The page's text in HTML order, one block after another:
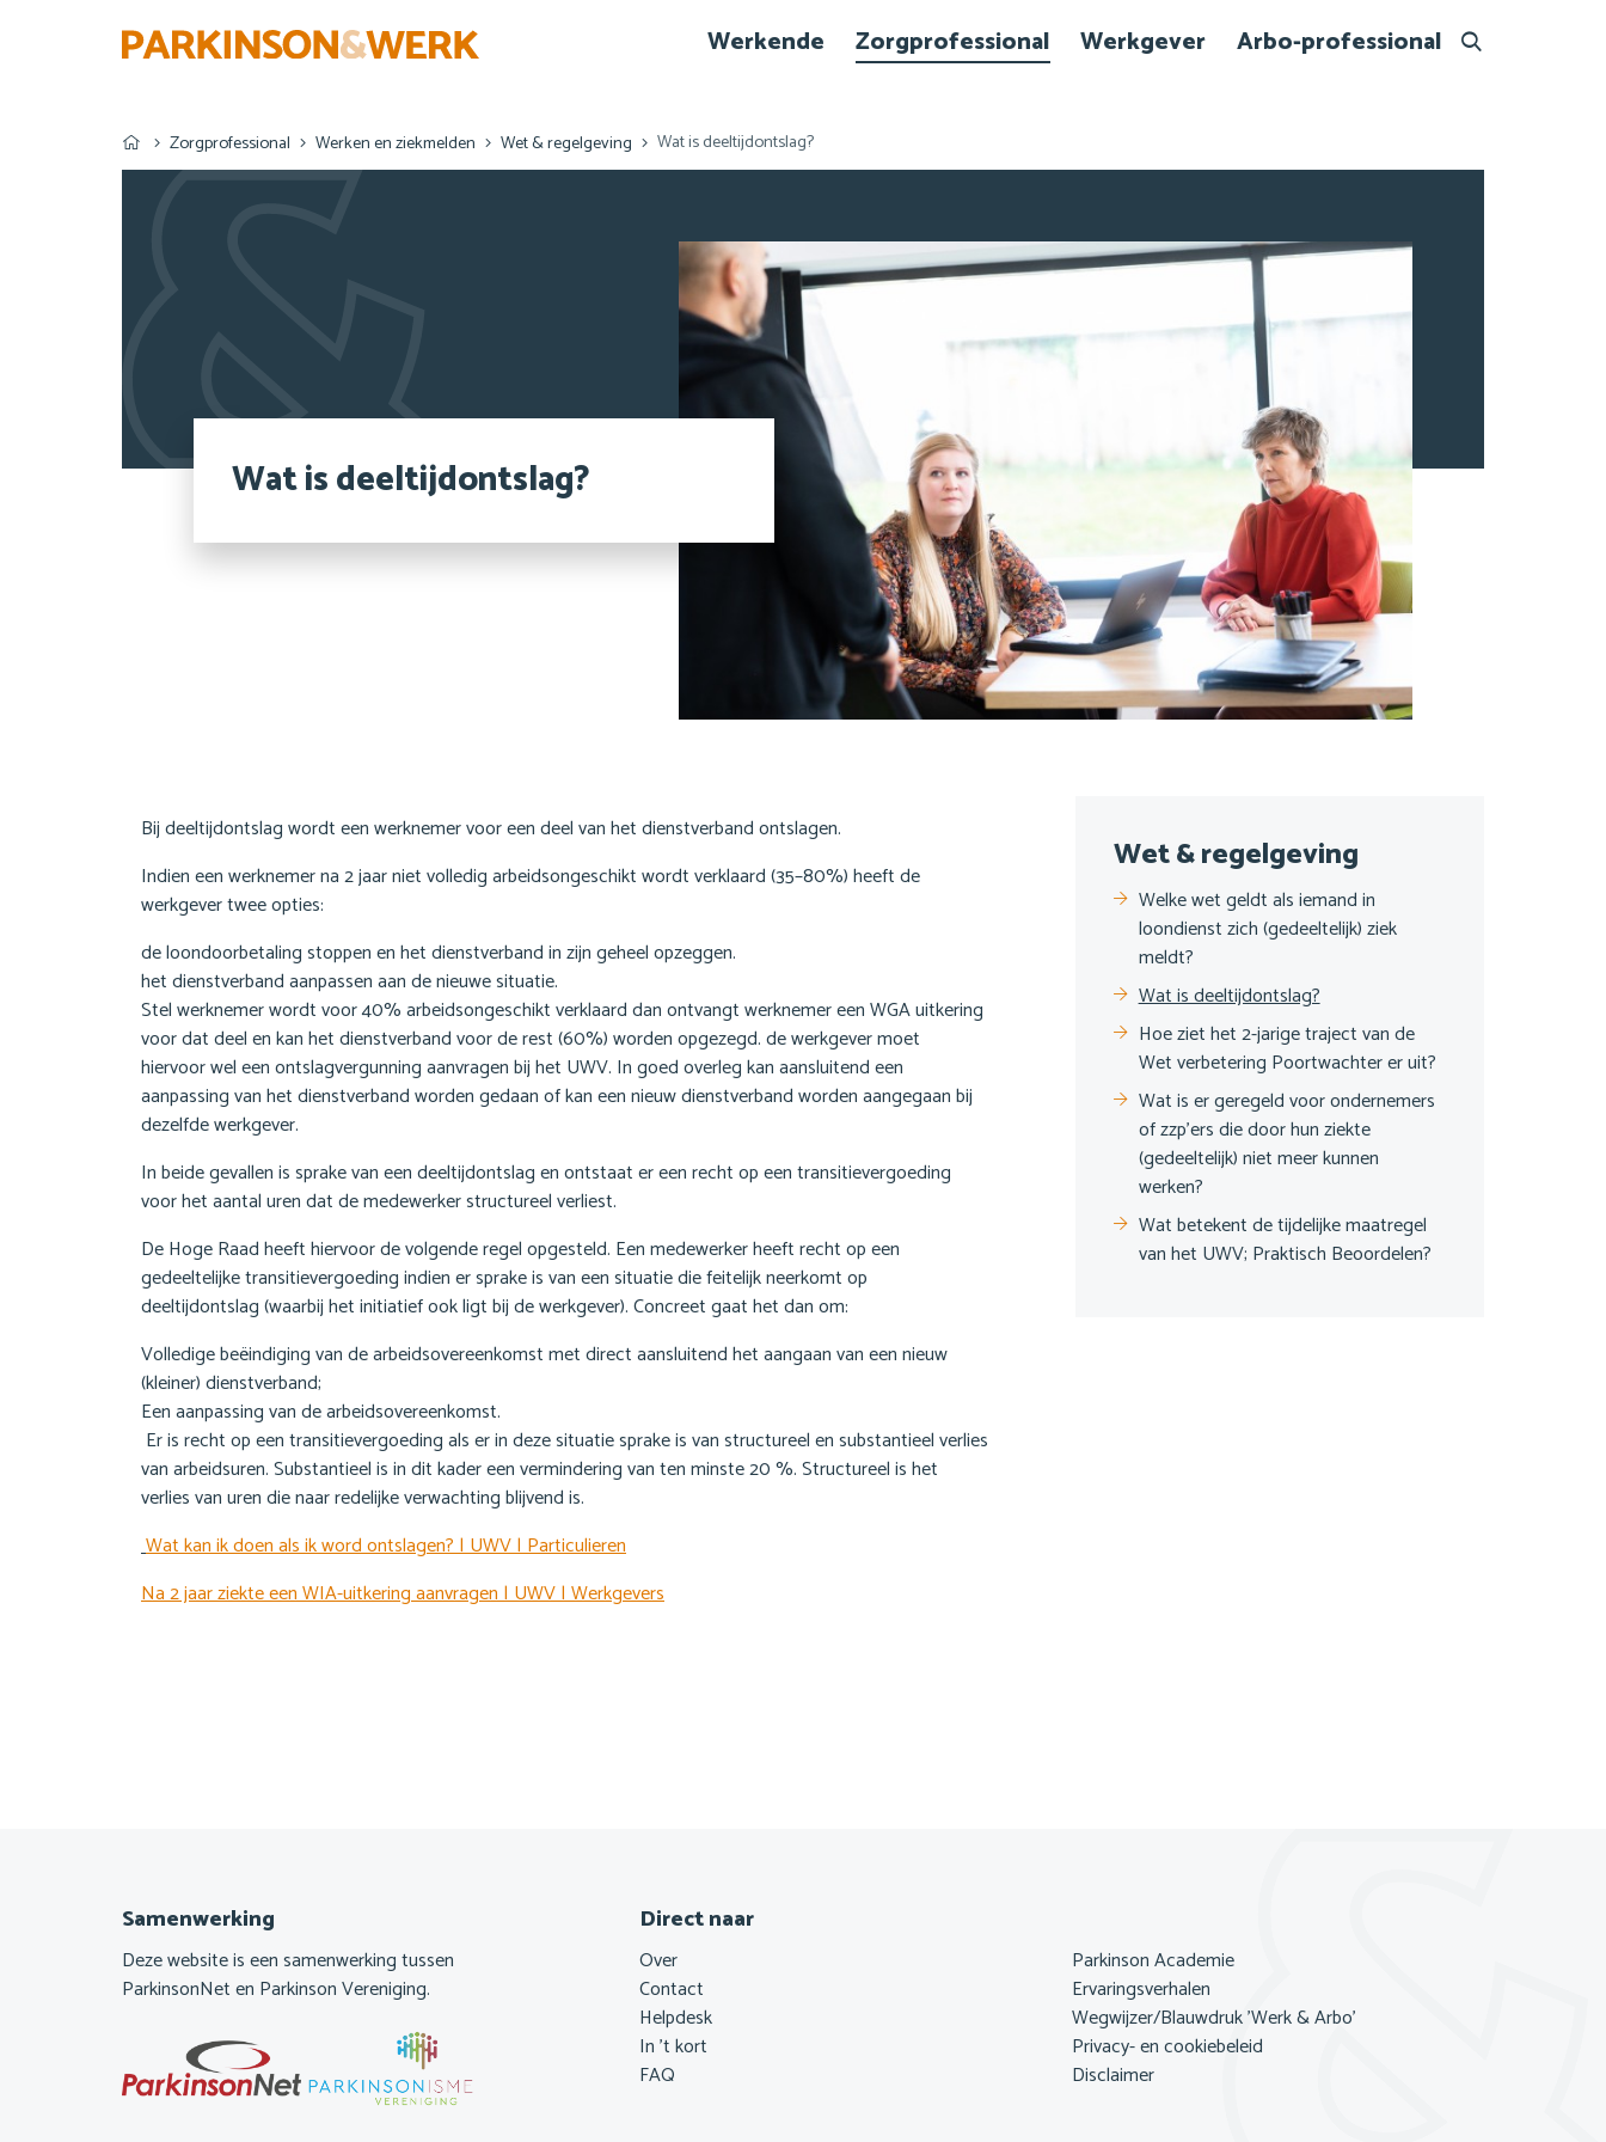
navigatie
Werkende Zorgprofessional Werkgever Arbo-professional
Zorgprofessional Werken en ziekmelden Wet & regelgeving Wat is deeltijdontslag?
Wat is deeltijdontslag?
Bij deeltijdontslag wordt een werknemer voor een deel van het dienstverband ontslagen.
Indien een werknemer na 2 jaar niet volledig arbeidsongeschikt wordt verklaard (35–80%) heeft de
werkgever twee opties:
de loondoorbetaling stoppen en het dienstverband in zijn geheel opzeggen.
het dienstverband aanpassen aan de nieuwe situatie.
Stel werknemer wordt voor 40% arbeidsongeschikt verklaard dan ontvangt werknemer een WGA uitkering
voor dat deel en kan het dienstverband voor de rest (60%) worden opgezegd. de werkgever moet
hiervoor wel een ontslagvergunning aanvragen bij het UWV. In goed overleg kan aansluitend een
aanpassing van het dienstverband worden gedaan of kan een nieuw dienstverband worden aangegaan bij
dezelfde werkgever.
In beide gevallen is sprake van een deeltijdontslag en ontstaat er een recht op een transitievergoeding
voor het aantal uren dat de medewerker structureel verliest.
De Hoge Raad heeft hiervoor de volgende regel opgesteld. Een medewerker heeft recht op een
gedeeltelijke transitievergoeding indien er sprake is van een situatie die feitelijk neerkomt op
deeltijdontslag (waarbij het initiatief ook ligt bij de werkgever). Concreet gaat het dan om:
Volledige beëindiging van de arbeidsovereenkomst met direct aansluitend het aangaan van een nieuw
(kleiner) dienstverband;
Een aanpassing van de arbeidsovereenkomst.
Er is recht op een transitievergoeding als er in deze situatie sprake is van structureel en substantieel verlies
van arbeidsuren. Substantieel is in dit kader een vermindering van ten minste 20 %. Structureel is het
verlies van uren die naar redelijke verwachting blijvend is.
Wat kan ik doen als ik word ontslagen? | UWV | Particulieren
Na 2 jaar ziekte een WIA-uitkering aanvragen | UWV | Werkgevers
Sub
Wet & regelgeving
Welke wet geldt als iemand in
loondienst zich (gedeeltelijk) ziek
meldt?
Wat is deeltijdontslag?
Hoe ziet het 2-jarige traject van de
Wet verbetering Poortwachter er uit?
Wat is er geregeld voor ondernemers
of zzp’ers die door hun ziekte
(gedeeltelijk) niet meer kunnen
werken?
Wat betekent de tijdelijke maatregel
van het UWV; Praktisch Beoordelen?
Samenwerking
Deze website is een samenwerking tussen
ParkinsonNet en Parkinson Vereniging.
Direct naar
Footer
navigatie
Over
Contact
Helpdesk
In 't kort
FAQ
Parkinson Academie
Ervaringsverhalen
Wegwijzer/Blauwdruk 'Werk & Arbo'
Privacy- en cookiebeleid
Disclaimer